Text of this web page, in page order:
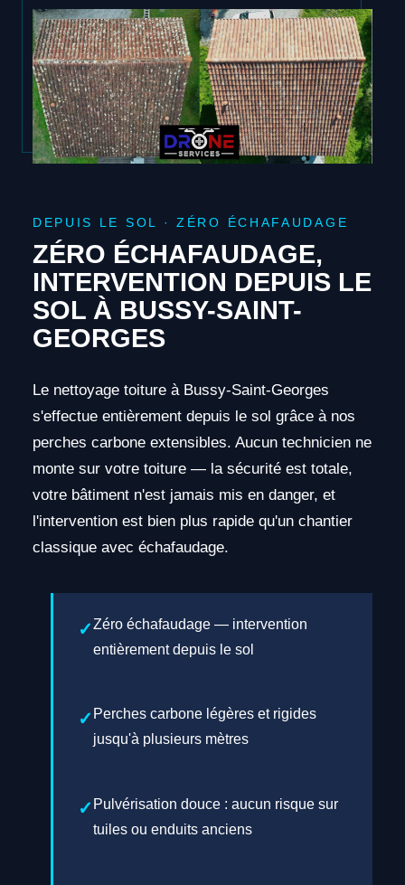
DEPUIS LE SOL · ZÉRO ÉCHAFAUDAGE
ZÉRO ÉCHAFAUDAGE,
INTERVENTION DEPUIS LE
SOL À BUSSY-SAINT-
GEORGES
Le nettoyage toiture à Bussy-Saint-Georges
s'effectue entièrement depuis le sol grâce à nos
perches carbone extensibles. Aucun technicien ne
monte sur votre toiture — la sécurité est totale,
votre bâtiment n'est jamais mis en danger, et
l'intervention est bien plus rapide qu'un chantier
classique avec échafaudage.
Zéro échafaudage — intervention
entièrement depuis le sol
Perches carbone légères et rigides
jusqu'à plusieurs mètres
Pulvérisation douce : aucun risque sur
tuiles ou enduits anciens